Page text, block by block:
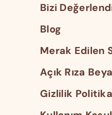
Bizi
Blog
Merak Edilen
Açık Rıza
Gizlilik